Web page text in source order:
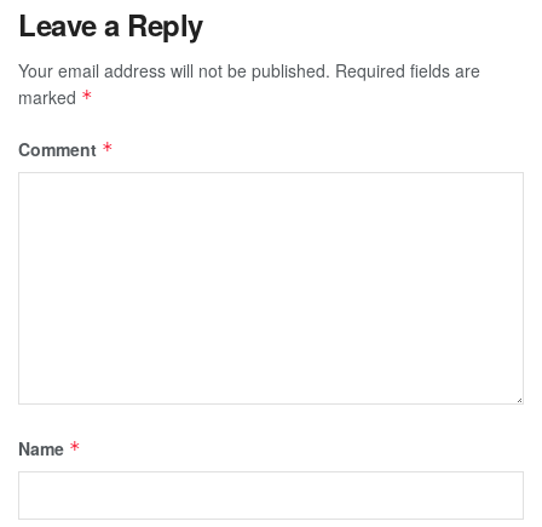
Leave a Reply
Your email address will not be published. Required fields are
marked *
Comment *
Name *